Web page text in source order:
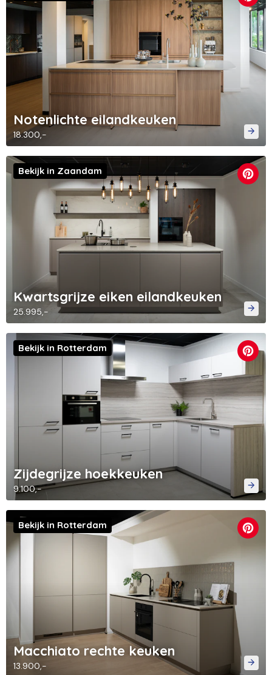
Notenlichte eilandkeuken
18.300,-
Kwartsgrijze eiken eilandkeuken
25.995,-
Bekijk in Zaandam
Zijdegrijze hoekkeuken
9.100,-
Bekijk in Rotterdam
Macchiato rechte keuken
13.900,-
Bekijk in Rotterdam